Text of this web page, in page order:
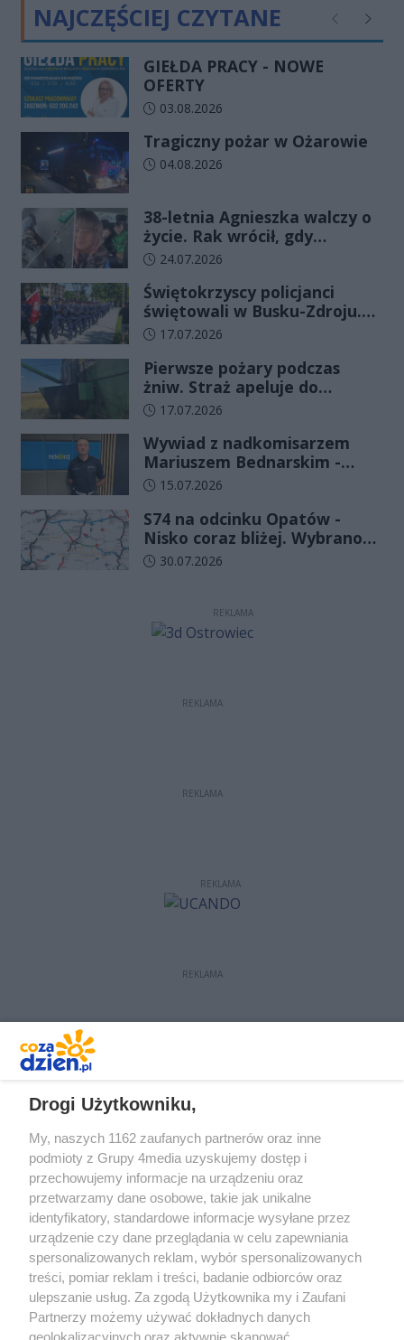
NAJCZĘŚCIEJ CZYTANE Poprzednie
GIEŁDA PRACY - NOWE
OFERTY
Data dodania artykułu:
03.08.2026
Tragiczny pożar w Ożarowie
Data dodania artykułu:
04.08.2026
38-letnia Agnieszka walczy o
życie. Rak wrócił, gdy
wydawało się, że najgorsze
Data dodania artykułu:
24.07.2026
Świętokrzyscy policjanci
świętowali w Busku-Zdroju.
Czterdziestu nowych
ślubowanie
Data dodania artykułu:
17.07.2026
Pierwsze pożary podczas
żniw. Straż apeluje do
rolników o ostrożność
Data dodania artykułu:
17.07.2026
Wywiad z nadkomisarzem
Mariuszem Bednarskim -
Wydział Ruchu Drogowego
w Kielcach
Data dodania artykułu:
15.07.2026
S74 na odcinku Opatów -
Nisko coraz bliżej. Wybrano
wykonawcę kolejnego
Data dodania artykułu:
30.07.2026
REKLAMA
REKLAMA
REKLAMA
REKLAMA
REKLAMA
Prywatność Reklama Redakcja Praca Kielce
Drogi Użytkowniku,
My, naszych 1162 zaufanych partnerów oraz inne
podmioty z Grupy 4media uzyskujemy dostęp i
przechowujemy informacje na urządzeniu oraz
przetwarzamy dane osobowe, takie jak unikalne
identyfikatory, standardowe informacje wysyłane przez
urządzenie czy dane przeglądania w celu zapewniania
spersonalizowanych reklam, wybór spersonalizowanych
treści, pomiar reklam i treści, badanie odbiorców oraz
ulepszanie usług. Za zgodą Użytkownika my i Zaufani
Partnerzy możemy używać dokładnych danych
geolokalizacyjnych oraz aktywnie skanować